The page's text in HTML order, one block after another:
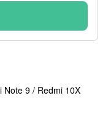
Note 9 / Redmi 10X